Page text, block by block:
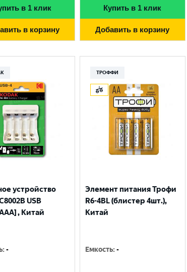
в 1 клик
в корзину
Купить в 1 клик
Добавить в корзину
устройство
USB
, Китай
:-
ТРОФФИ
Элемент питания Трофи
R6-4BL (блистер 4шт.),
Китай
Емкость:-
Гатчина
Смоленск